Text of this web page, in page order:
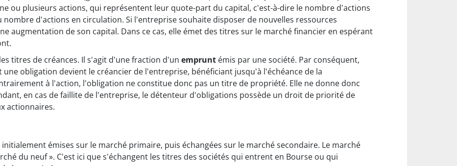
ou plusieurs actions, qui représentent leur quote-part du capital, c'est-à-dire le nombre d'actions
d'actions en circulation. Si l'entreprise souhaite disposer de nouvelles ressources
augmentation de son capital. Dans ce cas, elle émet des titres sur le marché financier en espérant
titres de créances. Il s'agit d'une fraction d'un emprunt émis par une société. Par conséquent,
obligation devient le créancier de l'entreprise, bénéficiant jusqu'à l'échéance de la
à l'action, l'obligation ne constitue donc pas un titre de propriété. Elle ne donne donc
en cas de faillite de l'entreprise, le détenteur d'obligations possède un droit de priorité de
actionnaires.
émises sur le marché primaire, puis échangées sur le marché secondaire. Le marché
du neuf ». C'est ici que s'échangent les titres des sociétés qui entrent en Bourse ou qui